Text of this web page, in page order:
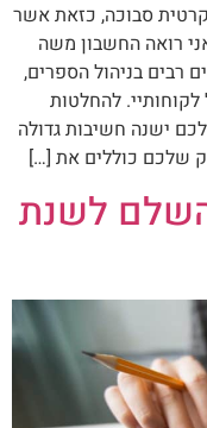
סבוכה, כזאת אשר
רואה החשבון משה
רבים בניהול הספרים,
להחלטות
ישנה חשיבות גדולה
שלכם כוללים את […]
לשנת